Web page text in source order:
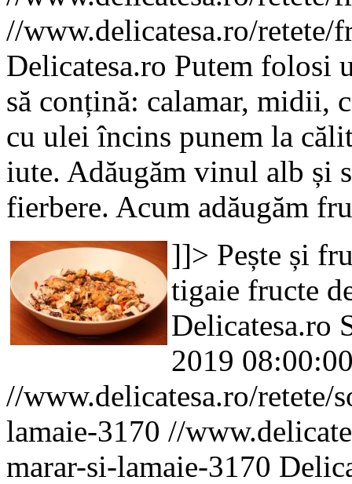
//www.delicatesa.ro/retete/
Delicatesa.ro Putem folosi
să conțină: calamar, midii,
cu ulei încins punem la
iute. Adăugăm vinul alb și
fierbere. Acum adăugăm
]]> Pește și
tigaie fructe
Delicatesa.ro
2019
//www.delicatesa.ro/retete/
lamaie-3170 //
marar-si-lamaie-3170